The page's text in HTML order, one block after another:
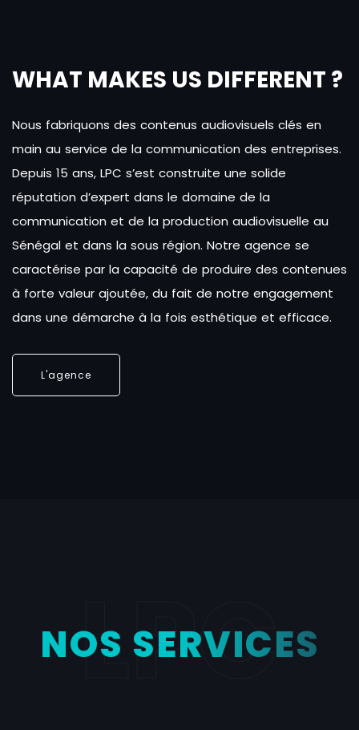
WHAT MAKES US DIFFERENT ?
Nous fabriquons des contenus audiovisuels clés en
main au service de la communication des entreprises.
Depuis 15 ans, LPC s’est construite une solide
réputation d’expert dans le domaine de la
communication et de la production audiovisuelle au
Sénégal et dans la sous région. Notre agence se
caractérise par la capacité de produire des contenues
à forte valeur ajoutée, du fait de notre engagement
dans une démarche à la fois esthétique et efficace.
L'agence
NOS SERVICES
LPC